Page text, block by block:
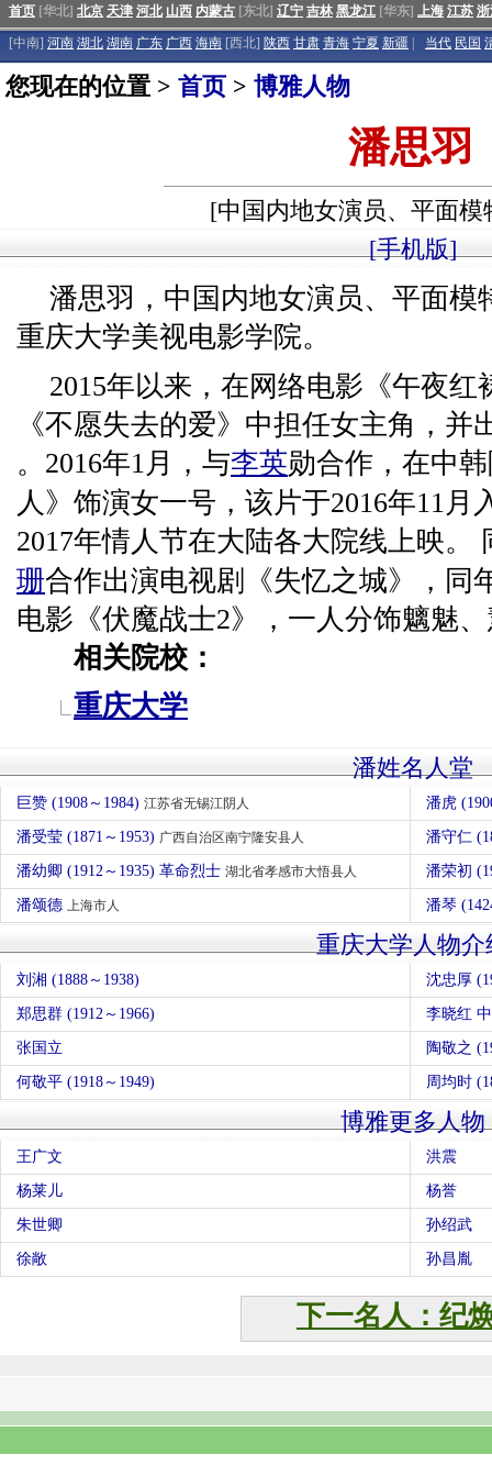
首页 [华北] 北京 天津 河北 山西 内蒙古 [东北] 辽宁 吉林 黑龙江 [华东] 上海 江苏
[中南] 河南 湖北 湖南 广东 广西 海南 [西北] 陕西 甘肃 青海 宁夏 新疆 当代 民国
您现在的位置 > 首页 > 博雅人物
潘思羽
[中国内地女演员、平面模
[手机版]
潘思羽，中国内地女演员、平面模
重庆大学美视电影学院。
2015年以来，在网络电影《午夜
《不愿失去的爱》中担任女主角，
。2016年1月，与李英勋合作，在中
人》饰演女一号，该片于2016年11
2017年情人节在大陆各大院线上映。
珊合作出演电视剧《失忆之城》，同
电影《伏魔战士2》，一人分饰魑魅
相关院校：
重庆大学
潘姓名人堂
巨赞 (1908～1984) 江苏省无锡江阴人 潘虎
潘受莹 (1871～1953) 广西自治区南宁隆安县人 潘守仁
潘幼卿 (1912～1935) 革命烈士 湖北省孝感市大悟县人 潘荣初
潘颂德 上海市人 潘琴
重庆大学人物介
刘湘 (1888～1938)
郑思群 (1912～1966) 李晓红
张国立 陶敬之
何敬平 (1918～1949) 周均时
博雅更多人物
王广文 洪震
杨莱儿 杨誉
朱世卿 孙绍武
徐敞 孙昌胤
下一名人：纪